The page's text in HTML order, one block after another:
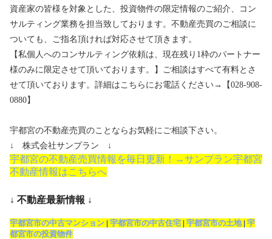
資産家の皆様を対象とした、投資物件の限定情報のご紹介、コン
サルティング業務を担当致しております。不動産売買のご相談に
ついても、ご指名頂ければ対応させて頂きます。
【私個人へのコンサルティング依頼は、現在残り1枠のパートナー
様のみに限定させて頂いております。】ご相談はすべて有料とさ
せて頂いております。詳細はこちらにお電話ください→【028-908-
0880】
宇都宮の不動産売買のことならお気軽にご相談下さい。
↓ 株式会社サンプラン ↓
宇都宮の不動産売買情報を毎日更新！→サンプラン宇都宮
不動産情報はこちらへ
↓ 不動産最新情報 ↓
宇都宮市の中古マンション | 宇都宮市の中古住宅 | 宇都宮市の土地| 宇
都宮市の投資物件